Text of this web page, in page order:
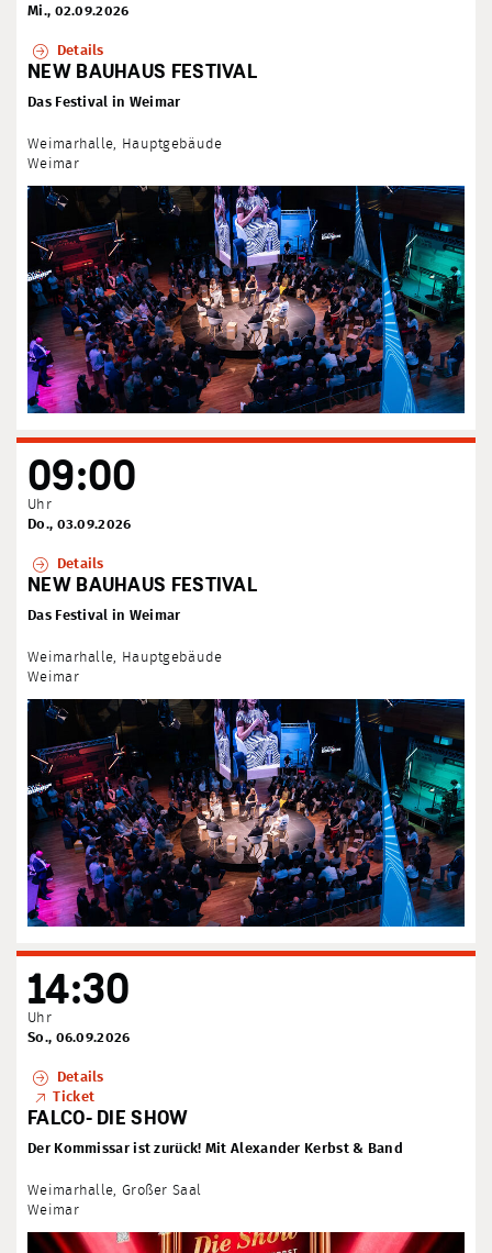
Mi., 02.09.2026
Details
NEW BAUHAUS FESTIVAL
Das Festival in Weimar
Weimarhalle, Hauptgebäude
Weimar
09:00
Uhr
Do., 03.09.2026
Details
NEW BAUHAUS FESTIVAL
Das Festival in Weimar
Weimarhalle, Hauptgebäude
Weimar
14:30
Uhr
So., 06.09.2026
Details
Ticket
FALCO- DIE SHOW
Der Kommissar ist zurück! Mit Alexander Kerbst & Band
Weimarhalle, Großer Saal
Weimar